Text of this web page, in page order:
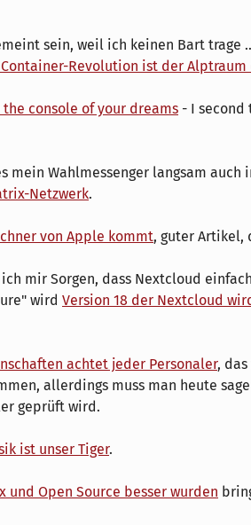
sein, weil ich keinen Bart trage
Revolution ist der Alptraum
console of your dreams - I second
mein Wahlmessenger langsam auch
Netzwerk.
von Apple kommt, guter Artikel,
mir Sorgen, dass Nextcloud
wird Version 18 der Nextcloud
achtet jeder Personaler,
allerdings muss man heute
geprüft wird.
ist unser Tiger.
und Open Source besser wurden